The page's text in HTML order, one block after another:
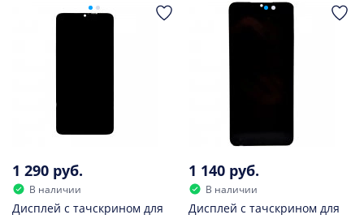
1 290 руб.
В наличии
Дисплей с тачскрином для
1 140 руб.
В наличии
Дисплей с тачскрином для